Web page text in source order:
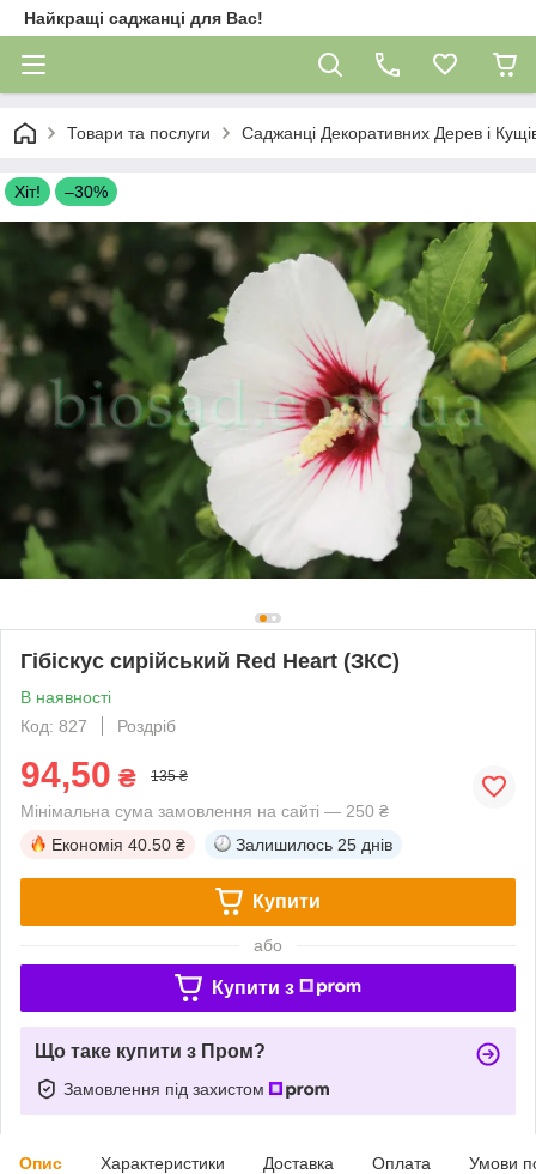
Найкращі саджанці для Вас!
Товари та послуги Саджанці Декоративних Дерев і
Хіт! –30%
Гібіскус сирійський Red Heart (ЗКС)
В наявності
Код: 827
Роздріб
94,50 ₴ 135 ₴
Мінімальна сума замовлення на сайті — 250 ₴
Економія 40.50 ₴ Залишилось 25 днів
Купити
або
Купити з
Що таке купити з Пром?
Замовлення під захистом
Опис Характеристики Доставка Оплата Умови